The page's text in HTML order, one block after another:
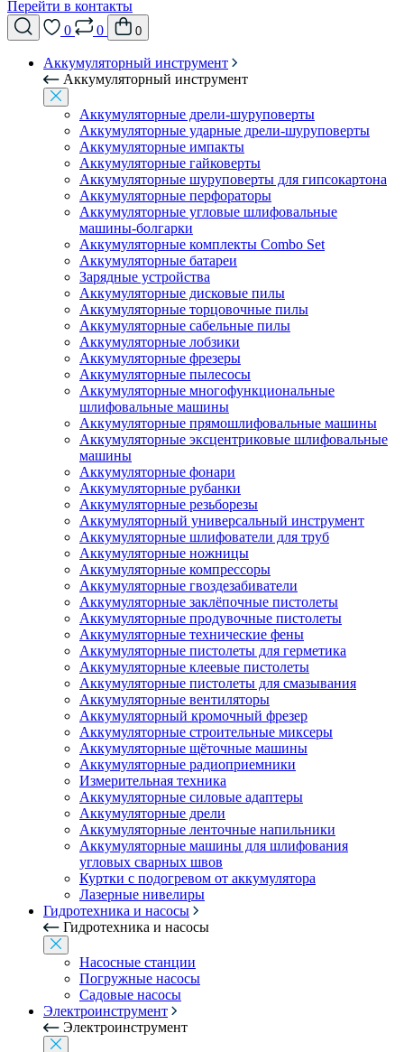
Перейти в контакты
0
0 0
Аккумуляторный инструмент
Аккумуляторный инструмент
Аккумуляторные дрели-шуруповерты
Аккумуляторные ударные дрели-шуруповерты
Аккумуляторные импакты
Аккумуляторные гайковерты
Аккумуляторные шуруповерты для гипсокартона
Аккумуляторные перфораторы
Аккумуляторные угловые шлифовальные
машины-болгарки
Аккумуляторные комплекты Combo Set
Аккумуляторные батареи
Зарядные устройства
Аккумуляторные дисковые пилы
Аккумуляторные торцовочные пилы
Аккумуляторные сабельные пилы
Аккумуляторные лобзики
Аккумуляторные фрезеры
Аккумуляторные пылесосы
Аккумуляторные многофункциональные
шлифовальные машины
Аккумуляторные прямошлифовальные машины
Аккумуляторные эксцентриковые шлифовальные
машины
Аккумуляторные фонари
Аккумуляторные рубанки
Аккумуляторные резьборезы
Аккумуляторный универсальный инструмент
Аккумуляторные шлифователи для труб
Аккумуляторные ножницы
Аккумуляторные компрессоры
Аккумуляторные гвоздезабиватели
Аккумуляторные заклёпочные пистолеты
Аккумуляторные продувочные пистолеты
Аккумуляторные технические фены
Аккумуляторные пистолеты для герметика
Аккумуляторные клеевые пистолеты
Аккумуляторные пистолеты для смазывания
Аккумуляторные вентиляторы
Аккумуляторный кромочный фрезер
Аккумуляторные строительные миксеры
Аккумуляторные щёточные машины
Аккумуляторные радиоприемники
Измерительная техника
Аккумуляторные силовые адаптеры
Аккумуляторные дрели
Аккумуляторные ленточные напильники
Аккумуляторные машины для шлифования
угловых сварных швов
Куртки с подогревом от аккумулятора
Лазерные нивелиры
Гидротехника и насосы
Гидротехника и насосы
Насосные станции
Погружные насосы
Садовые насосы
Электроинструмент
Электроинструмент